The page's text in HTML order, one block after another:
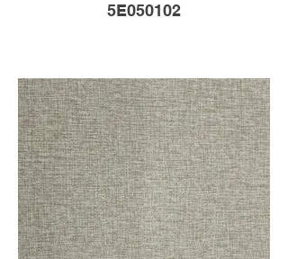
5E050102